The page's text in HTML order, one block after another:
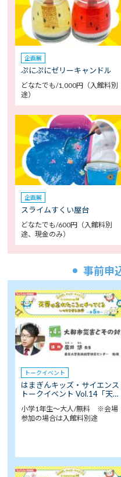
企画展
ぷにぷにゼリーキャンドル
どなたでも/1,000円（入館料別
途）
企画展
スライムすくい屋台
どなたでも/600円（入館料別
途、現金のみ）
事前申
トークイベント
はまぎんキッズ・サイエンス
トークイベント Vol.14「天…
小学1年生～大人/無料 ※会場
参加の場合は入館料別途